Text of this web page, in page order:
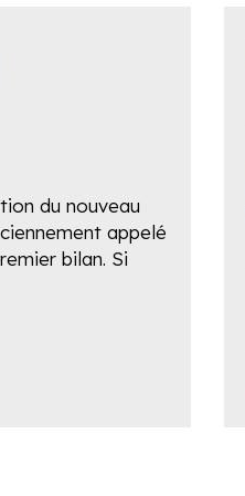
du nouveau
appelé
bilan. Si